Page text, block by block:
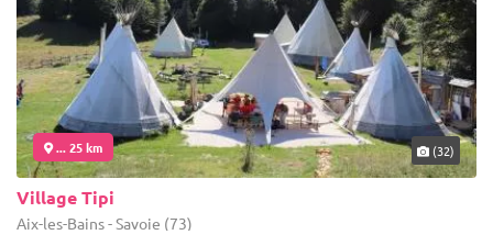
... 25 km (32)
Village Tipi
Aix-les-Bains - Savoie (73)